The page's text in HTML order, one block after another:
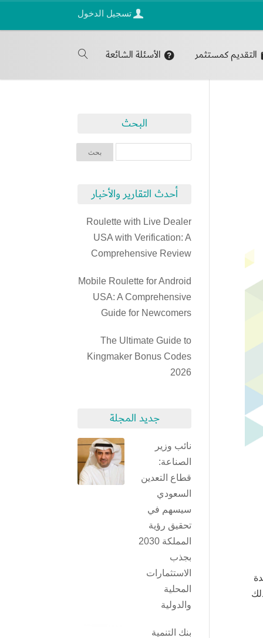
تسجيل الدخول
التقديم كمستثمر الأسئلة الشائعة
البحث
أحدث التقارير والأخبار
Roulette with Live Dealer
USA with Verification: A
Comprehensive Review
Mobile Roulette for Android
USA: A Comprehensive
Guide for Newcomers
The Ultimate Guide to
Kingmaker Bonus Codes
2026
جديد المجلة
نائب وزير
الصناعة:
قطاع التعدين
السعودي
سيسهم في
تحقيق رؤية
المملكة 2030
بجذب
الاستثمارات
المحلية
والدولية
بنك التنمية